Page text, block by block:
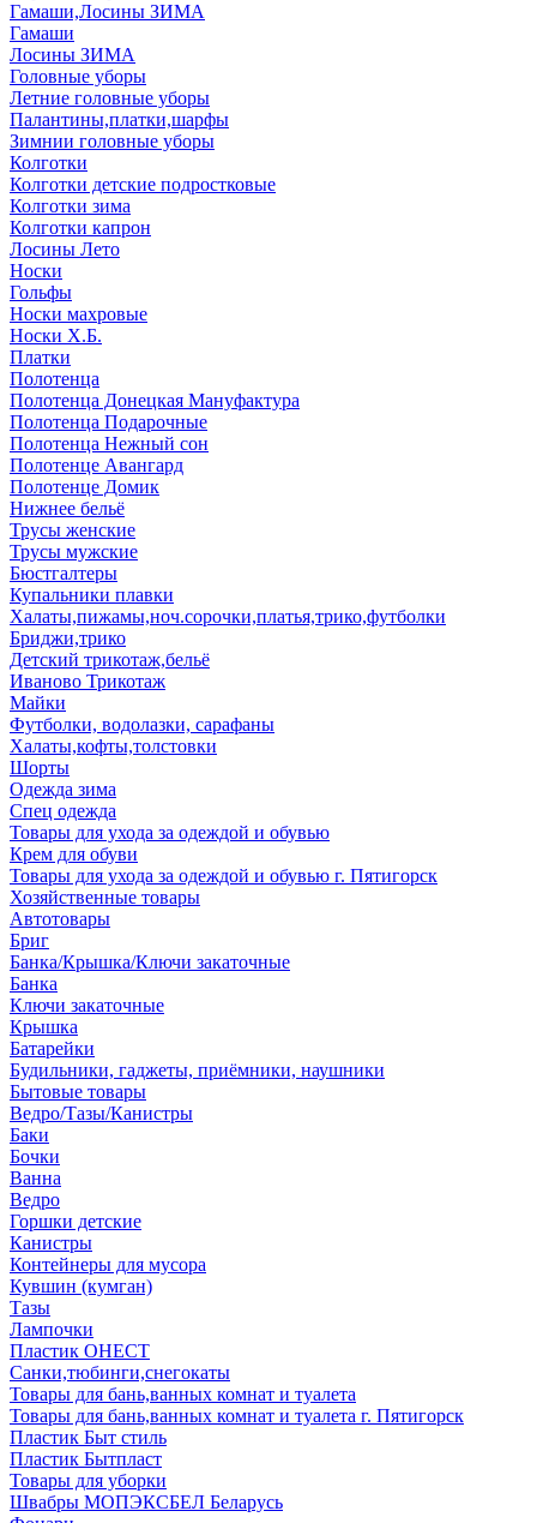
Гамаши,Лосины ЗИМА
Гамаши
Лосины ЗИМА
Головные уборы
Летние головные уборы
Палантины,платки,шарфы
Зимнии головные уборы
Колготки
Колготки детские подростковые
Колготки зима
Колготки капрон
Лосины Лето
Носки
Гольфы
Носки махровые
Носки Х.Б.
Платки
Полотенца
Полотенца Донецкая Мануфактура
Полотенца Подарочные
Полотенца Нежный сон
Полотенце Авангард
Полотенце Домик
Нижнее бельё
Трусы женские
Трусы мужские
Бюстгалтеры
Купальники плавки
Халаты,пижамы,ноч.сорочки,платья,трико,футболки
Бриджи,трико
Детский трикотаж,бельё
Иваново Трикотаж
Майки
Футболки, водолазки, сарафаны
Халаты,кофты,толстовки
Шорты
Одежда зима
Спец одежда
Товары для ухода за одеждой и обувью
Крем для обуви
Товары для ухода за одеждой и обувью г. Пятигорск
Хозяйственные товары
Автотовары
Бриг
Банка/Крышка/Ключи закаточные
Банка
Ключи закаточные
Крышка
Батарейки
Будильники, гаджеты, приёмники, наушники
Бытовые товары
Ведро/Тазы/Канистры
Баки
Бочки
Ванна
Ведро
Горшки детские
Канистры
Контейнеры для мусора
Кувшин (кумган)
Тазы
Лампочки
Пластик ОНЕСТ
Санки,тюбинги,снегокаты
Товары для бань,ванных комнат и туалета
Товары для бань,ванных комнат и туалета г. Пятигорск
Пластик Быт стиль
Пластик Бытпласт
Товары для уборки
Швабры МОПЭКСБЕЛ Беларусь